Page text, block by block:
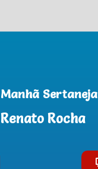
Manhã Sertaneja
Renato Rocha